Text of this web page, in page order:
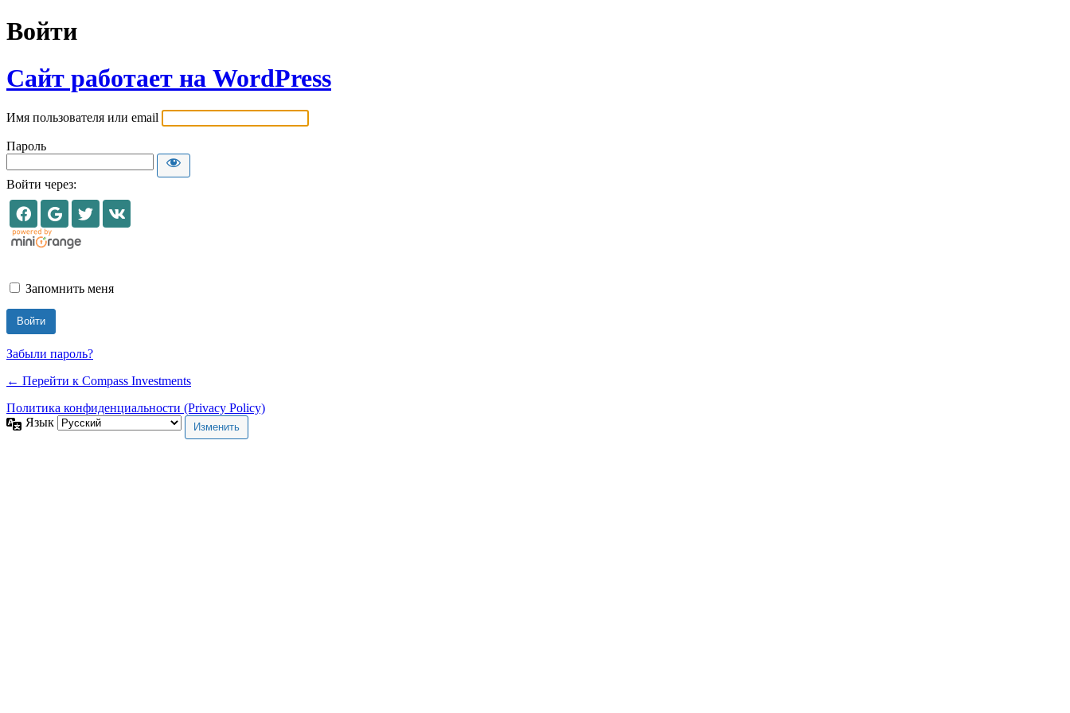
Войти
Сайт работает на WordPress
Имя пользователя или email
Пароль
Войти через:
Запомнить меня
Забыли пароль?
← Перейти к Compass Investments
Политика конфиденциальности (Privacy Policy)
Язык